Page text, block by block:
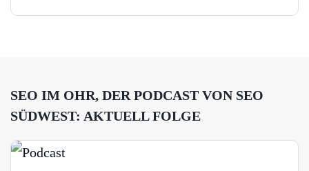
SEO IM OHR, DER PODCAST VON SEO
SÜDWEST: AKTUELL FOLGE